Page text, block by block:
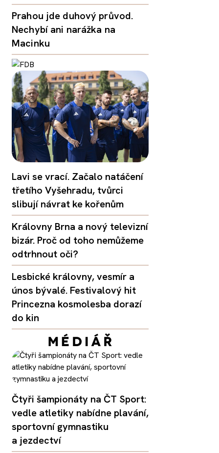
Prahou jde duhový průvod.
Nechybí ani narážka na
Macinku
Lavi se vrací. Začalo natáčení
třetího Vyšehradu, tvůrci
slibují návrat ke kořenům
Královny Brna a nový televizní
bizár. Proč od toho nemůžeme
odtrhnout oči?
Lesbické královny, vesmír a
únos bývalé. Festivalový hit
Princezna kosmolesba dorazí
do kin
Čtyři šampionáty na ČT Sport:
vedle atletiky nabídne plavání,
sportovní gymnastiku
a jezdectví